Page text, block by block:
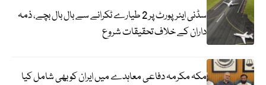
سڈنی ایئرپورٹ پر 2 طیارے ٹکرانے سے بال بال بچے، ذمہ
داران کے خلاف تحقیقات شروع
مکہ مکرمہ دفاعی معاہدے میں ایران کو بھی شامل کیا